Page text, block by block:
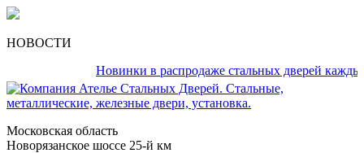
НОВОСТИ
Новинки в распродаже стальных дверей каждый
Московская область
Новорязанское шоссе 25-й км